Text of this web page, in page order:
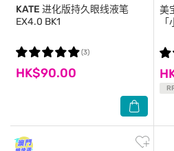
KATE 进化版持久眼线液笔
EX4.0 BK1
HK$90.00
(3)
美